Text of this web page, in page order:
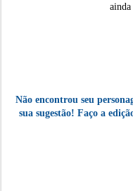
ainda
Não encontrou seu
sua sugestão! Faço a